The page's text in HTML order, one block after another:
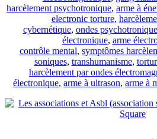
harcèlement psychotronique, arme à
electronic torture,
cybernétique, ondes
électronique, arme
contrôle mental, symptômes
soniques, transhumanisme,
harcèlement par ondes
électronique, arme à ultrason, arme à